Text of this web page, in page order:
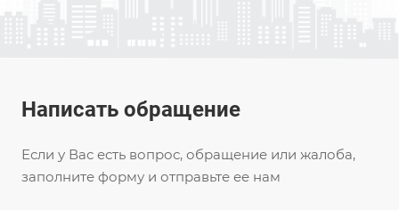
Написать обращение
Если у Вас есть вопрос, обращение или жалоба,
заполните форму и отправьте ее нам